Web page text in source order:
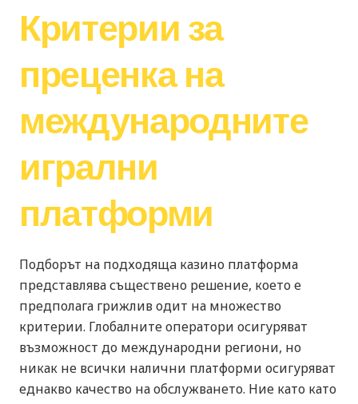
Критерии за
преценка на
международните
игрални
платформи
Подборът на подходящa казино платформа
представлява съществено решение, което е
предполага грижлив одит на множество
критерии. Глобалните оператори осигуряват
възможност до международни региони, но
никак не всички налични платформи осигуряват
еднакво качество на обслужването. Ние като като